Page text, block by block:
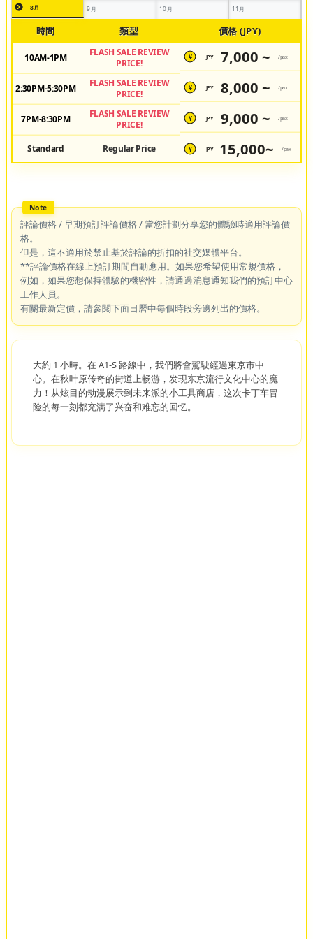
8月 9月 10月 11月
時間 類型 價格 (JPY)
10AM-1PM
FLASH SALE REVIEW
PRICE!
¥ JPY 7,000 ~ /pax
2:30PM-5:30PM
FLASH SALE REVIEW
PRICE!
¥ JPY 8,000 ~ /pax
7PM-8:30PM
FLASH SALE REVIEW
PRICE!
¥ JPY 9,000 ~ /pax
Standard Regular Price ¥ JPY 15,000~ /pax
評論價格 / 早期預訂評論價格 / 當您計劃分享您的體驗時適用評論價
格。
但是，這不適用於禁止基於評論的折扣的社交媒體平台。
**評論價格在線上預訂期間自動應用。如果您希望使用常規價格，
例如，如果您想保持體驗的機密性，請通過消息通知我們的預訂中心
工作人員。
有關最新定價，請參閱下面日曆中每個時段旁邊列出的價格。
大約 1 小時。在 A1-S 路線中，我們將會駕駛經過東京市中
心。在秋叶原传奇的街道上畅游，发现东京流行文化中心的魔
力！从炫目的动漫展示到未来派的小工具商店，这次卡丁车冒
险的每一刻都充满了兴奋和难忘的回忆。